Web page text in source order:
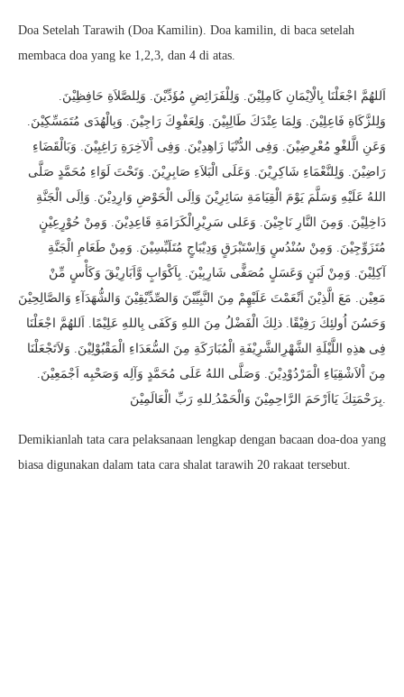
Doa Setelah Tarawih (Doa Kamilin). Doa kamilin, di baca setelah
membaca doa yang ke 1,2,3, dan 4 di atas.
اَللهُمَّ اجْعَلْنَا بِالْاِيْمَانِ كَامِلِيْنَ. وَلِلْفَرَائِضِ مُؤَدِّيْنَ. وَلِلصَّلاَةِ حَافِظِيْنَ.
وَلِلزَّكَاةِ فَاعِلِيْنَ. وَلِمَا عِنْدَكَ طَالِبِيْنَ. وَلِعَفْوِكَ رَاجِيْنَ. وَبِالْهُدَى مُتَمَسِّكِيْنَ.
وَعَنِ الَّلغْوِ مُعْرِضِيْنَ. وَفِى الدُّنْيَا زَاهِدِيْنَ. وَفِى اْلآخِرَةِ رَاغِبِيْنَ. وَبَالْقَضَاءِ
رَاضِيْنَ. وَلِلنَّعْمَاءِ شَاكِرِيْنَ. وَعَلَى الْبَلاَءِ صَابِرِيْنَ. وَتَحْتَ لَوَاءِ مُحَمَّدٍ صَلَّى
اللهُ عَلَيْهِ وَسَلَّمَ يَوْمَ الْقِيَامَةِ سَائِرِيْنَ وَاِلَى الْحَوْضِ وَارِدِيْنَ. وَاِلَى الْجَنَّةِ
دَاخِلِيْنَ. وَمِنَ النَّارِ نَاجِيْنَ. وَعَلى سَرِيْرِالْكَرَامَةِ قَاعِدِيْنَ. وَمِنْ حُوْرٍعِيْنٍ
مُتَزَوِّجِيْنَ. وَمِنْ سُنْدُسٍ وَاِسْتَبْرَقٍ وَدِيْبَاجٍ مُتَلَبِّسِيْنَ. وَمِنْ طَعَامِ الْجَنَّةِ
آكِلِيْنَ. وَمِنْ لَبَنٍ وَعَسَلٍ مُصَفًّى شَارِبِيْنَ. بِاَكْوَابٍ وَّاَبَارِيْقَ وَكَأْسٍ مِّنْ
مَعِيْن. مَعَ الَّذِيْنَ اَنْعَمْتَ عَلَيْهِمْ مِنَ النَّبِيِّيْنَ وَالصِّدِّيْقِيْنَ وَالشُّهَدَآءِ وَالصَّالِحِيْنَ
وَحَسُنَ اُولئِكَ رَفِيْقًا. ذلِكَ الْفَضْلُ مِنَ اللهِ وَكَفَى بِاللهِ عَلِيْمًا. اَللهُمَّ اجْعَلْنَا
فِى هذِهِ اللَّيْلَةِ الشَّهْرِالشَّرِيْفَةِ الْمُبَارَكَةِ مِنَ السُّعَدَاءِ الْمَقْبُوْلِيْنَ. وَلاَتَجْعَلْنَا
مِنَ اْلاَشْقِيَاءِ الْمَرْدُوْدِيْنَ. وَصَلَّى اللهُ عَلَى مُحَمَّدٍ وَآلِه وَصَحْبِه اَجْمَعِيْنَ.
بِرَحْمَتِكَ يَااَرْحَمَ الرَّاحِمِيْنَ وَالْحَمْدُ ِللهِ رَبِّ الْعَالَمِيْنَ.
Demikianlah tata cara pelaksanaan lengkap dengan bacaan doa-doa yang
biasa digunakan dalam tata cara shalat tarawih 20 rakaat tersebut.